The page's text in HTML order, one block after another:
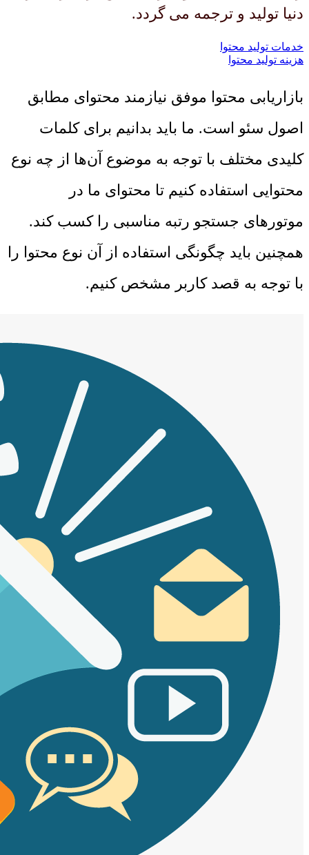
دنیا تولید و ترجمه می گردد.
خدمات تولید محتوا
هزینه تولید محتوا
بازاریابی محتوا موفق نیازمند محتوای مطابق
اصول سئو است. ما باید بدانیم برای کلمات
کلیدی مختلف با توجه به موضوع آن‌ها از چه نوع
محتوایی استفاده کنیم تا محتوای ما در
موتورهای جستجو رتبه مناسبی را کسب کند.
همچنین باید چگونگی استفاده از آن نوع محتوا را
با توجه به قصد کاربر مشخص کنیم.